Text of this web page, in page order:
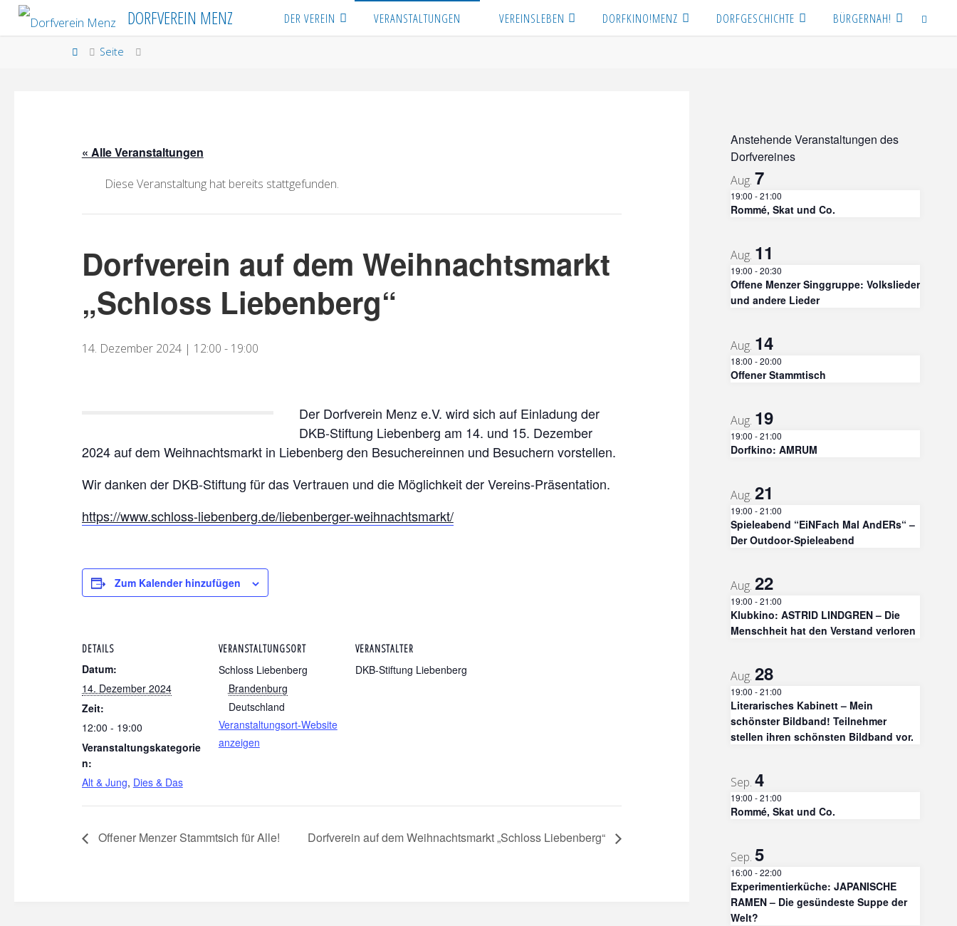
Skip
DORFVEREIN MENZ DER VEREIN VERANSTALTUNGEN VEREINSLEBEN DORFKINO!MENZ DORFGESCHICHTE BÜRGERNAH!
HomeSeite
« Alle Veranstaltungen
Diese Veranstaltung hat bereits stattgefunden.
Dorfverein auf dem Weihnachtsmarkt
„Schloss Liebenberg“
14. Dezember 2024 | 12:00 - 19:00
Der Dorfverein Menz e.V. wird sich auf Einladung der
DKB-Stiftung Liebenberg am 14. und 15. Dezember
2024 auf dem Weihnachtsmarkt in Liebenberg den Besuchereinnen und Besuchern vorstellen.
Wir danken der DKB-Stiftung für das Vertrauen und die Möglichkeit der Vereins-Präsentation.
https://www.schloss-liebenberg.de/liebenberger-weihnachtsmarkt/
Zum Kalender hinzufügen
DETAILS
Datum:
14. Dezember 2024
Zeit:
12:00 - 19:00
Veranstaltungskategorie
n:
Alt & Jung, Dies & Das
VERANSTALTUNGSORT
Schloss Liebenberg
Brandenburg
Deutschland
Veranstaltungsort-Website
anzeigen
VERANSTALTER
DKB-Stiftung Liebenberg
Offener Menzer Stammtsich für Alle! Dorfverein auf dem Weihnachtsmarkt „Schloss Liebenberg“
Anstehende Veranstaltungen des
Dorfvereines
Aug. 7
19:00 -21:00
Rommé, Skat und Co.
Aug. 11
19:00 -20:30
Offene Menzer Singgruppe: Volkslieder
und andere Lieder
Aug. 14
18:00 -20:00
Offener Stammtisch
Aug. 19
19:00 -21:00
Dorfkino: AMRUM
Aug. 21
19:00 -21:00
Spieleabend “EiNFach Mal AndERs“ –
Der Outdoor-Spieleabend
Aug. 22
19:00 -21:00
Klubkino: ASTRID LINDGREN – Die
Menschheit hat den Verstand verloren
Aug. 28
19:00 -21:00
Literarisches Kabinett – Mein
schönster Bildband! Teilnehmer
stellen ihren schönsten Bildband vor.
Sep. 4
19:00 -21:00
Rommé, Skat und Co.
Sep. 5
16:00 -22:00
Experimentierküche: JAPANISCHE
RAMEN – Die gesündeste Suppe der
Welt?